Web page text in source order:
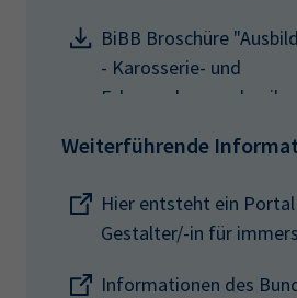
BiBB Broschüre
- Karosserie- und
Fahrzeugbaumechaniker
Weiterführende
Hier entsteht ein
Gestalter/-in für
Informationen des